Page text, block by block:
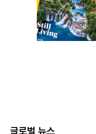
글로벌 뉴스